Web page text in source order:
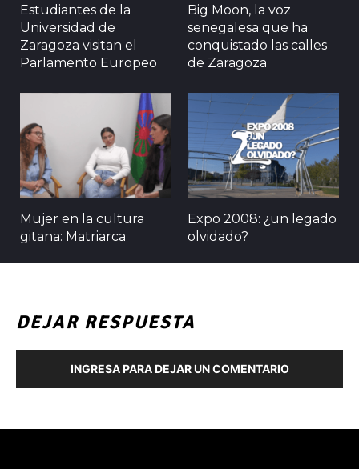
Estudiantes de la
Universidad de
Zaragoza visitan el
Parlamento Europeo
Big Moon, la voz
senegalesa que ha
conquistado las calles
de Zaragoza
Mujer en la cultura
gitana: Matriarca
Expo 2008: ¿un legado
olvidado?
DEJAR RESPUESTA
INGRESA PARA DEJAR UN COMENTARIO